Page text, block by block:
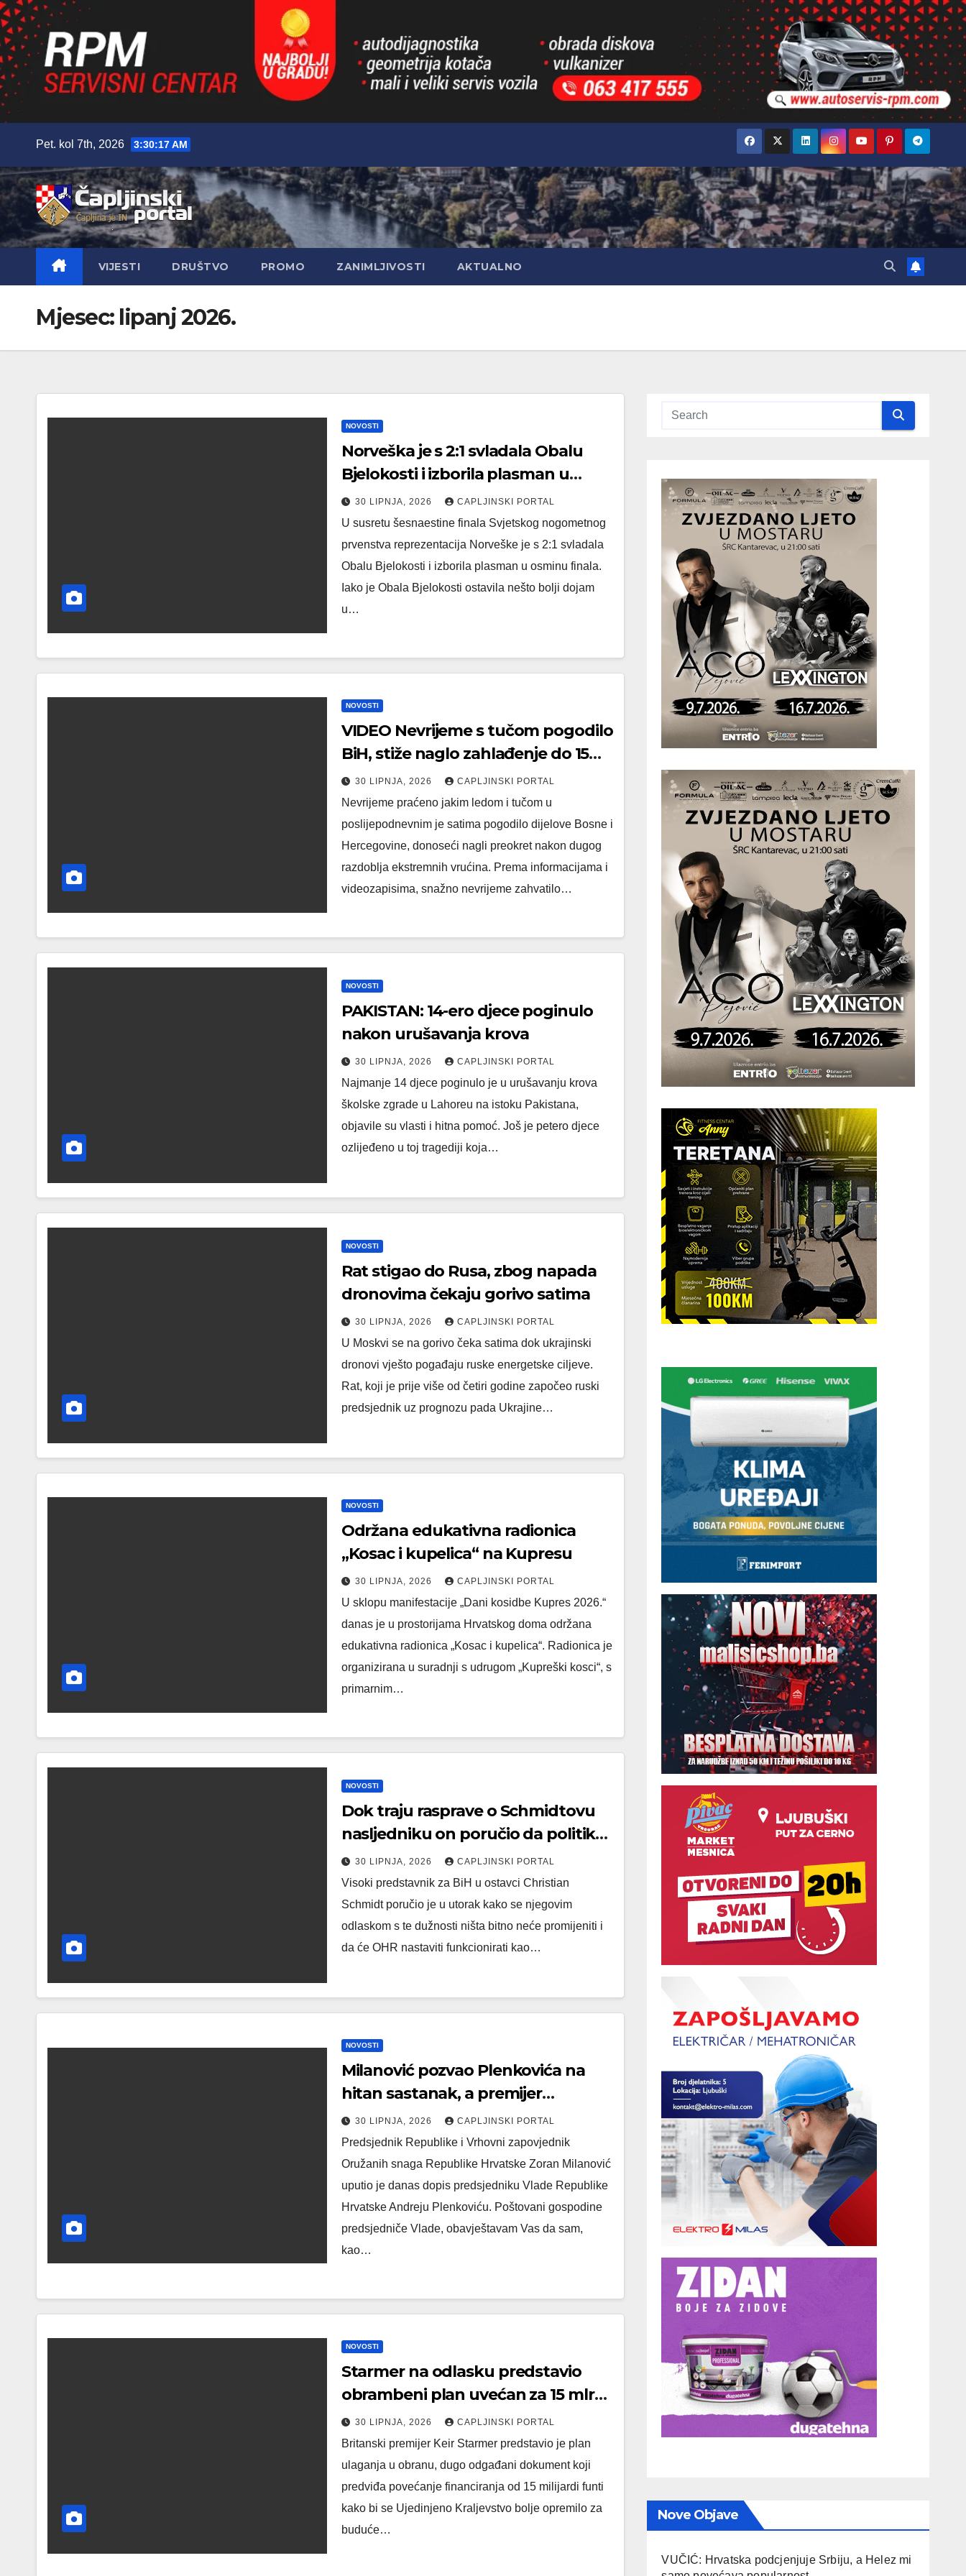
content
Pet. kol 7th, 2026 3:30:18 AM
VIJESTI DRUŠTVO PROMO ZANIMLJIVOSTI AKTUALNO
Mjesec: lipanj 2026.
NOVOSTI
Norveška je s 2:1 svladala Obalu
Bjelokosti i izborila plasman u
osminu finala SP
30 LIPNJA, 2026 CAPLJINSKI PORTAL
U susretu šesnaestine finala Svjetskog nogometnog
prvenstva reprezentacija Norveške je s 2:1 svladala
Obalu Bjelokosti i izborila plasman u osminu finala.
Iako je Obala Bjelokosti ostavila nešto bolji dojam
u…
NOVOSTI
VIDEO Nevrijeme s tučom pogodilo
BiH, stiže naglo zahlađenje do 15
stupnjeva
30 LIPNJA, 2026 CAPLJINSKI PORTAL
Nevrijeme praćeno jakim ledom i tučom u
poslijepodnevnim je satima pogodilo dijelove Bosne i
Hercegovine, donoseći nagli preokret nakon dugog
razdoblja ekstremnih vrućina. Prema informacijama i
videozapisima, snažno nevrijeme zahvatilo…
NOVOSTI
PAKISTAN: 14-ero djece poginulo
nakon urušavanja krova
30 LIPNJA, 2026 CAPLJINSKI PORTAL
Najmanje 14 djece poginulo je u urušavanju krova
školske zgrade u Lahoreu na istoku Pakistana,
objavile su vlasti i hitna pomoć. Još je petero djece
ozlijeđeno u toj tragediji koja…
NOVOSTI
Rat stigao do Rusa, zbog napada
dronovima čekaju gorivo satima
30 LIPNJA, 2026 CAPLJINSKI PORTAL
U Moskvi se na gorivo čeka satima dok ukrajinski
dronovi vješto pogađaju ruske energetske ciljeve.
Rat, koji je prije više od četiri godine započeo ruski
predsjednik uz prognozu pada Ukrajine…
NOVOSTI
Održana edukativna radionica
„Kosac i kupelica“ na Kupresu
30 LIPNJA, 2026 CAPLJINSKI PORTAL
U sklopu manifestacije „Dani kosidbe Kupres 2026.“
danas je u prostorijama Hrvatskog doma održana
edukativna radionica „Kosac i kupelica“. Radionica je
organizirana u suradnji s udrugom „Kupreški kosci“, s
primarnim…
NOVOSTI
Dok traju rasprave o Schmidtovu
nasljedniku on poručio da politika
ostaje ista
30 LIPNJA, 2026 CAPLJINSKI PORTAL
Visoki predstavnik za BiH u ostavci Christian
Schmidt poručio je u utorak kako se njegovim
odlaskom s te dužnosti ništa bitno neće promijeniti i
da će OHR nastaviti funkcionirati kao…
NOVOSTI
Milanović pozvao Plenkovića na
hitan sastanak, a premijer
odgovorio: “Neka zove Vučića”
30 LIPNJA, 2026 CAPLJINSKI PORTAL
Predsjednik Republike i Vrhovni zapovjednik
Oružanih snaga Republike Hrvatske Zoran Milanović
uputio je danas dopis predsjedniku Vlade Republike
Hrvatske Andreju Plenkoviću. Poštovani gospodine
predsjedniče Vlade, obavještavam Vas da sam,
kao…
NOVOSTI
Starmer na odlasku predstavio
obrambeni plan uvećan za 15 mlrd.
funti
30 LIPNJA, 2026 CAPLJINSKI PORTAL
Britanski premijer Keir Starmer predstavio je plan
ulaganja u obranu, dugo odgađani dokument koji
predviđa povećanje financiranja od 15 milijardi funti
kako bi se Ujedinjeno Kraljevstvo bolje opremilo za
buduće…
Nove Objave
VUČIĆ: Hrvatska podcjenjuje Srbiju, a Helez mi